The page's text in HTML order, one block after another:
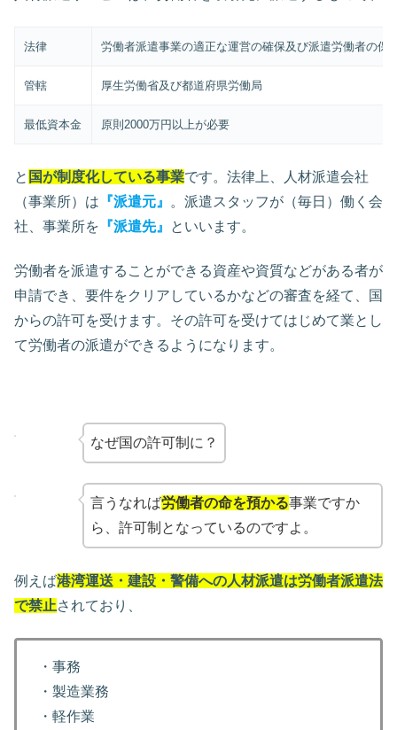
法律 労働者派遣事業の適正な運営の確保及び派遣労働者の保
管轄 厚生労働省及び都道府県労働局
最低資本金 原則2000万円以上が必要
と 国が制度化している事業です。法律上、人材派遣会社
（事業所）は 『派遣元』
。派遣スタッフが（毎日）働く会
社、事業所を 『派遣先』 といいます。
労働者を派遣することができる資産や資質などがある者が
申請でき、要件をクリアしているかなどの審査を経て、国
からの許可を受けます。その許可を受けてはじめて業とし
て労働者の派遣ができるようになります。
なぜ国の許可制に？
言うなれば労働者の命を預かる事業ですか
ら、許可制となっているのですよ。
例えば港湾運送・建設・警備への人材派遣は労働者派遣法
で禁止されており、
・事務
・製造業務
・軽作業